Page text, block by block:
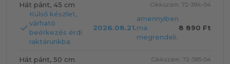
Hát pánt, 45 cm Cikkszám: 72-384-04
Külső készlet,
várható
beérkezés érdi
raktárunkba
2026.08.21.
amennyiben
ma
megrendeli.
8 890 Ft
Hát pánt, 50 cm Cikkszám: 72-385-04